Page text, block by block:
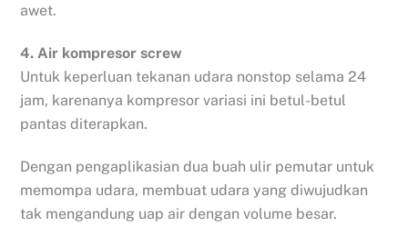
awet.
4. Air kompresor screw
Untuk keperluan tekanan udara nonstop selama 24
jam, karenanya kompresor variasi ini betul-betul
pantas diterapkan.
Dengan pengaplikasian dua buah ulir pemutar untuk
memompa udara, membuat udara yang diwujudkan
tak mengandung uap air dengan volume besar.